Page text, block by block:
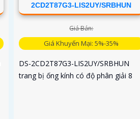
2CD2T87G3-LIS2UY/SRBHUN
Giá Bán:
Giá Khuyến Mại: 5%-35%
DS-2CD2T87G3-LIS2UY/SRBHUN
trang bị ống kính có độ phân giải 8